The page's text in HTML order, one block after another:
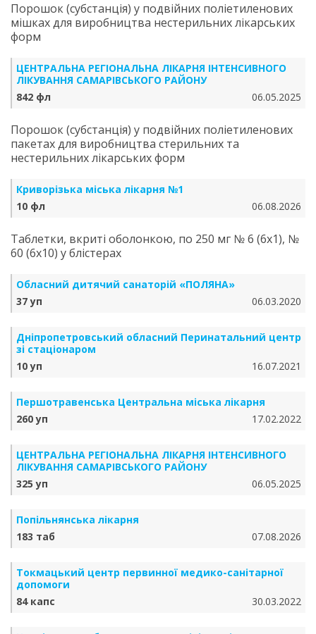
Порошок (субстанція) у подвійних поліетиленових
мішках для виробництва нестерильних лікарських
форм
ЦЕНТРАЛЬНА РЕГІОНАЛЬНА ЛІКАРНЯ ІНТЕНСИВНОГО
ЛІКУВАННЯ САМАРІВСЬКОГО РАЙОНУ
842 фл
06.05.2025
Порошок (субстанція) у подвійних поліетиленових
пакетах для виробництва стерильних та
нестерильних лікарських форм
Криворізька міська лікарня №1
10 фл
06.08.2026
Таблетки, вкриті оболонкою, по 250 мг № 6 (6х1), №
60 (6х10) у блістерах
Обласний дитячий санаторій «ПОЛЯНА»
37 уп
06.03.2020
Дніпропетровський обласний Перинатальний центр
зі стаціонаром
10 уп
16.07.2021
Першотравенська Центральна міська лікарня
260 уп
17.02.2022
ЦЕНТРАЛЬНА РЕГІОНАЛЬНА ЛІКАРНЯ ІНТЕНСИВНОГО
ЛІКУВАННЯ САМАРІВСЬКОГО РАЙОНУ
325 уп
06.05.2025
Попільнянська лікарня
183 таб
07.08.2026
Токмацький центр первинної медико-санітарної
допомоги
84 капс
30.03.2022